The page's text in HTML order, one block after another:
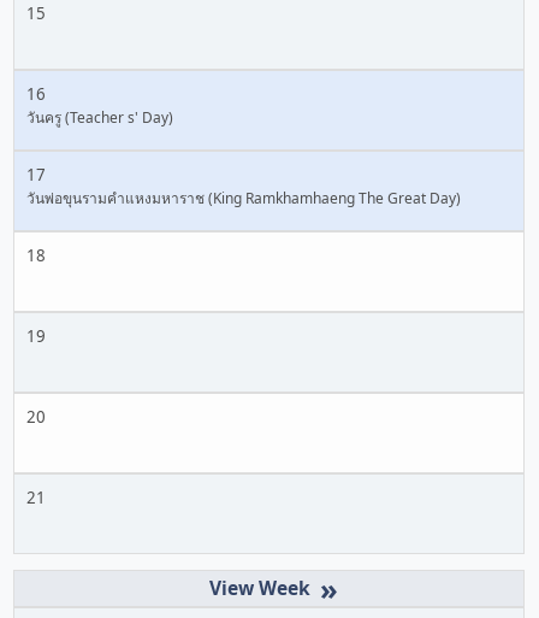
15
16
วันครู (Teacher s' Day)
17
วันพ่อขุนรามคำแหงมหาราช (King Ramkhamhaeng The Great Day)
18
19
20
21
»